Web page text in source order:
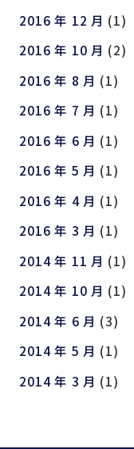
2016 年 12 月 (1)
2016 年 10 月 (2)
2016 年 8 月 (1)
2016 年 7 月 (1)
2016 年 6 月 (1)
2016 年 5 月 (1)
2016 年 4 月 (1)
2016 年 3 月 (1)
2014 年 11 月 (1)
2014 年 10 月 (1)
2014 年 6 月 (3)
2014 年 5 月 (1)
2014 年 3 月 (1)